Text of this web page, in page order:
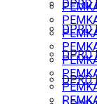
DPRD
DPRD
DPRD
DPRD